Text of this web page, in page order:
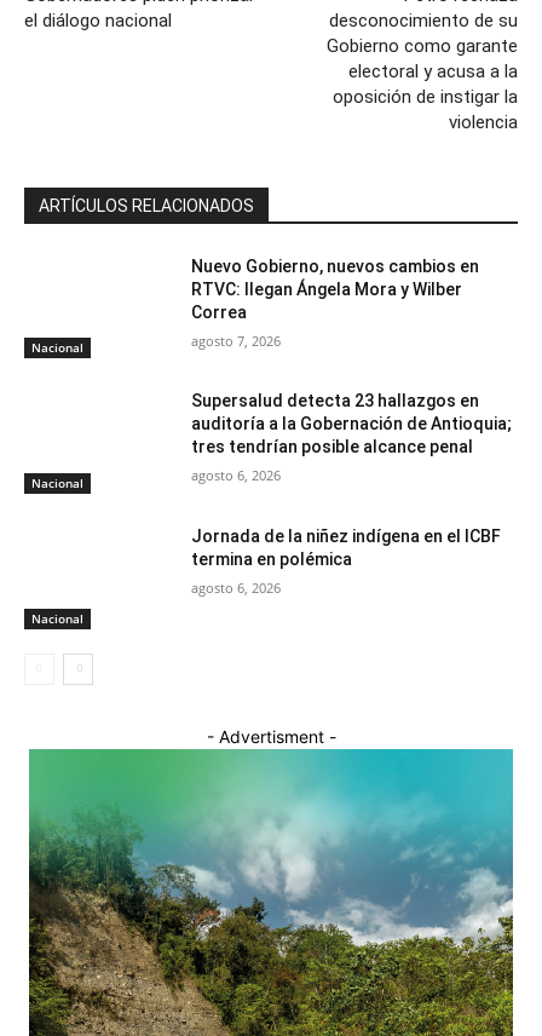
el diálogo nacional
desconocimiento de su
Gobierno como garante
electoral y acusa a la
oposición de instigar la
violencia
ARTÍCULOS RELACIONADOS
Nacional
Nuevo Gobierno, nuevos cambios en
RTVC: llegan Ángela Mora y Wilber
Correa
agosto 7, 2026
Nacional
Supersalud detecta 23 hallazgos en
auditoría a la Gobernación de Antioquia;
tres tendrían posible alcance penal
agosto 6, 2026
Nacional
Jornada de la niñez indígena en el ICBF
termina en polémica
agosto 6, 2026
- Advertisment -